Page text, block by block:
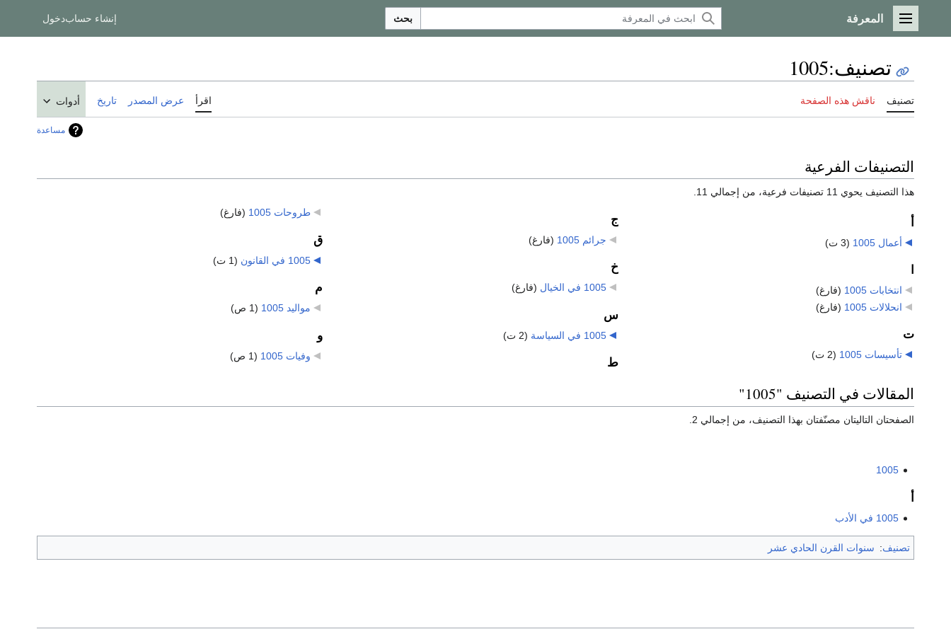
القائمة الرئيسية
المعرفة بحث إنشاء حسابدخول
تصنيف:
1005
تصنيف ناقش هذه الصفحة اقرأ عرض المصدر تاريخ أدوات
مساعدة
التصنيفات الفرعية
هذا التصنيف يحوي 11 تصنيفات فرعية، من إجمالي 11.
أعمال 1005 (3 ت)
انتخابات 1005
(فارغ)
انحلالات 1005
(فارغ)
ت
تأسيسات 1005 (2 ت)
ج
جرائم 1005 (فارغ)
خ
1005 في الخيال (فارغ)
س
1005 في السياسة (2 ت)
ط
طروحات 1005 (فارغ)
ق
1005 في القانون (1 ت)
م
مواليد 1005 (1 ص)
و
وفيات 1005 (1 ص)
المقالات في التصنيف "1005"
الصفحتان التاليتان مصنّفتان بهذا التصنيف، من إجمالي 2.
1005
1005 في الأدب
تصنيف: سنوات القرن الحادي عشر